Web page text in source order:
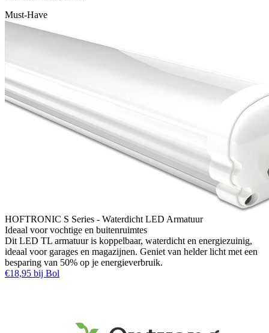
Must-Have
HOFTRONIC S Series - Waterdicht LED Armatuur
Ideaal voor vochtige en buitenruimtes
Dit LED TL armatuur is koppelbaar, waterdicht en energiezuinig,
ideaal voor garages en magazijnen. Geniet van helder licht met een
besparing van 50% op je energieverbruik.
€18,95 bij Bol